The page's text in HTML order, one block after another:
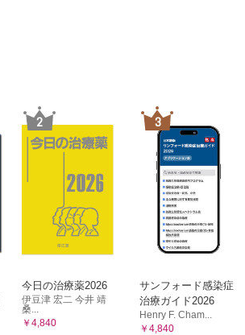
2
今日の治療薬2026
伊豆津 宏二 今井 靖
桑...
￥4,840
3
サンフォード感染症
治療ガイド2026
Henry F. Cham...
￥4,840